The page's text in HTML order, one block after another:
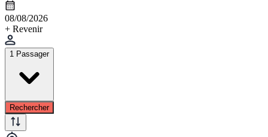
08/08/2026
+ Revenir
1 Passager
Rechercher